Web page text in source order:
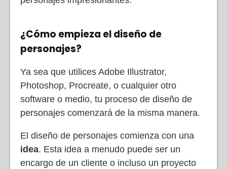
¿Cómo empieza el diseño de
personajes?
Ya sea que utilices Adobe Illustrator,
Photoshop, Procreate, o cualquier otro
software o medio, tu proceso de diseño de
personajes comenzará de la misma manera.
El diseño de personajes comienza con una
idea. Esta idea a menudo puede ser un
encargo de un cliente o incluso un proyecto